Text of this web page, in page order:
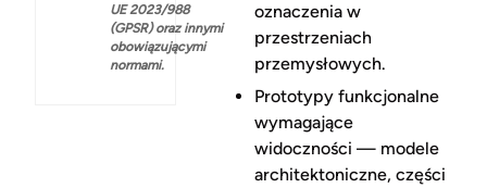
UE 2023/988
(GPSR) oraz innymi
obowiązującymi
normami.
oznaczenia w
przestrzeniach
przemysłowych.
Prototypy funkcjonalne
wymagające
widoczności — modele
architektoniczne, części